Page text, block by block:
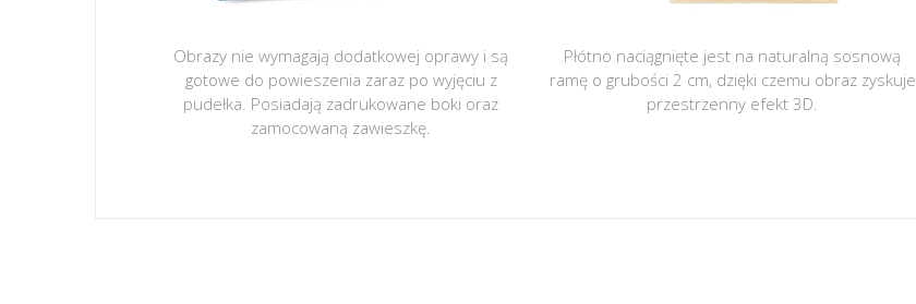
Obrazy nie wymagają dodatkowej oprawy i są
gotowe do powieszenia zaraz po wyjęciu z
pudełka. Posiadają zadrukowane boki oraz
zamocowaną zawieszkę.
Płótno naciągnięte jest na naturalną sosnową
ramę o grubości 2 cm, dzięki czemu obraz zyskuje
przestrzenny efekt 3D.